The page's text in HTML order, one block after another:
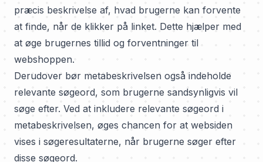
præcis beskrivelse af, hvad brugerne kan forvente
at finde, når de klikker på linket. Dette hjælper med
at øge brugernes tillid og forventninger til
webshoppen.
Derudover bør metabeskrivelsen også indeholde
relevante søgeord, som brugerne sandsynligvis vil
søge efter. Ved at inkludere relevante søgeord i
metabeskrivelsen, øges chancen for at websiden
vises i søgeresultaterne, når brugerne søger efter
disse søgeord.